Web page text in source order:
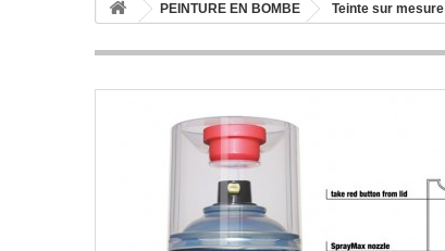
PEINTURE EN BOMBE Teinte sur mesure